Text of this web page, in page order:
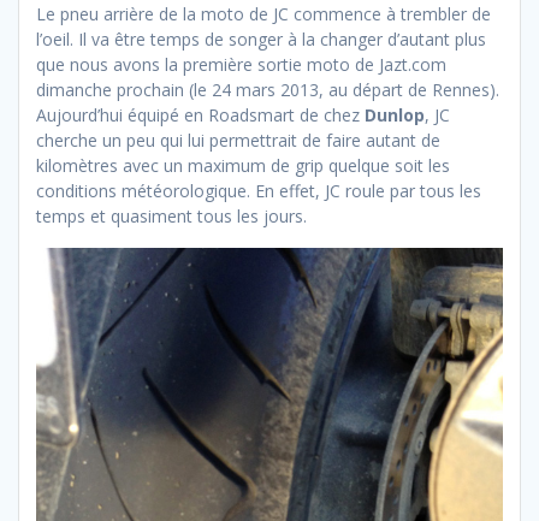
Le pneu arrière de la moto de JC commence à trembler de
l’oeil. Il va être temps de songer à la changer d’autant plus
que nous avons la première sortie moto de Jazt.com
dimanche prochain (le 24 mars 2013, au départ de Rennes).
Aujourd’hui équipé en Roadsmart de chez Dunlop, JC
cherche un peu qui lui permettrait de faire autant de
kilomètres avec un maximum de grip quelque soit les
conditions météorologique. En effet, JC roule par tous les
temps et quasiment tous les jours.